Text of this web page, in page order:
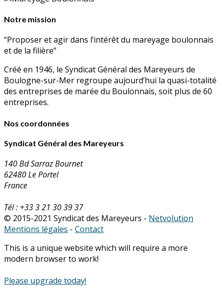
Notre mission
“Proposer et agir dans l’intérêt du mareyage boulonnais
et de la filière”
Créé en 1946, le Syndicat Général des Mareyeurs de
Boulogne-sur-Mer regroupe aujourd’hui la quasi-totalité
des entreprises de marée du Boulonnais, soit plus de 60
entreprises.
Nos coordonnées
Syndicat Général des Mareyeurs
140 Bd Sarraz Bournet
62480 Le Portel
France
Tél : +33 3 21 30 39 37
© 2015-2021 Syndicat des Mareyeurs - Netvolution
Mentions légales - Contact
This is a unique website which will require a more
modern browser to work!
Please upgrade today!